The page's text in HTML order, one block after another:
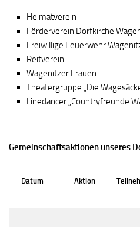
Heimatverein
Förderverein Dorfkirche
Freiwillige Feuerwehr
Reitverein
Wagenitzer Frauen
Theatergruppe „Die
Linedancer „Countryfreunde
Gemeinschaftsaktionen unseres
Datum Aktion